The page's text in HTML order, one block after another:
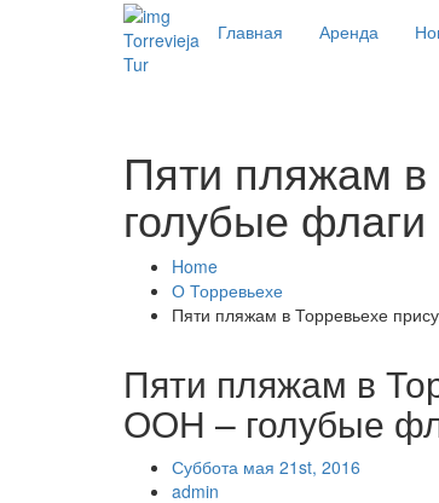
Torrevieja
Tur
Главная Аренда
Пяти пляжам в
голубые флаги
Home
О Торревьехе
Пяти пляжам в Торревьехе
Пяти пляжам в
ООН – голубые
Суббота мая 21st, 2016
admin